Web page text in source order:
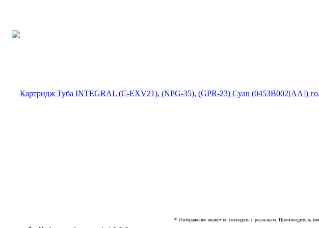
* Изображение может не совпадать с реальным. Производитель